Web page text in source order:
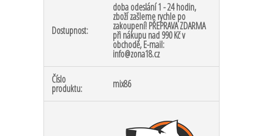
Dostupnost:
doba odeslání 1 - 24 hodin,
zboží zašleme rychle po
zakoupení! PŘEPRAVA ZDARMA
při nákupu nad 990 Kč v
obchodě, E-mail:
info@zona18.cz
Číslo
produktu: mix86